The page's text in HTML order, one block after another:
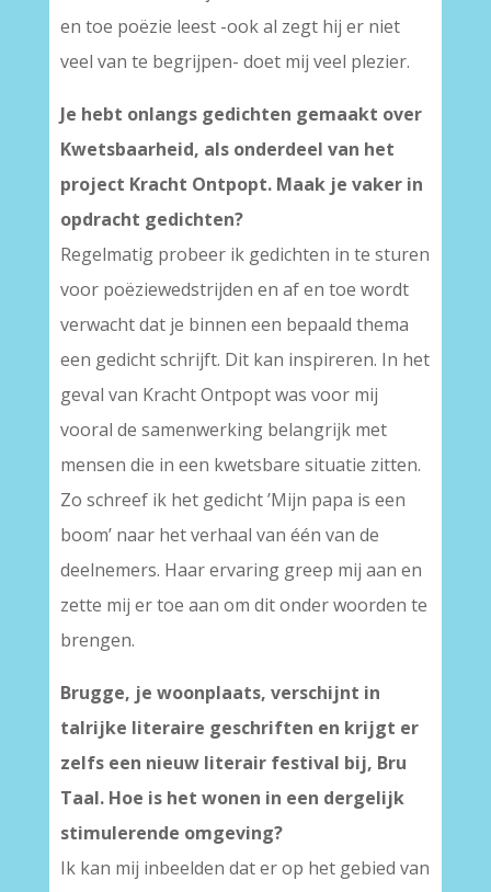
en toe poëzie leest -ook al zegt hij er niet
veel van te begrijpen- doet mij veel plezier.
Je hebt onlangs gedichten gemaakt over
Kwetsbaarheid, als onderdeel van het
project Kracht Ontpopt. Maak je vaker in
opdracht gedichten?
Regelmatig probeer ik gedichten in te sturen
voor poëziewedstrijden en af en toe wordt
verwacht dat je binnen een bepaald thema
een gedicht schrijft. Dit kan inspireren. In het
geval van Kracht Ontpopt was voor mij
vooral de samenwerking belangrijk met
mensen die in een kwetsbare situatie zitten.
Zo schreef ik het gedicht ’Mijn papa is een
boom’ naar het verhaal van één van de
deelnemers. Haar ervaring greep mij aan en
zette mij er toe aan om dit onder woorden te
brengen.
Brugge, je woonplaats, verschijnt in
talrijke literaire geschriften en krijgt er
zelfs een nieuw literair festival bij, Bru
Taal. Hoe is het wonen in een dergelijk
stimulerende omgeving?
Ik kan mij inbeelden dat er op het gebied van